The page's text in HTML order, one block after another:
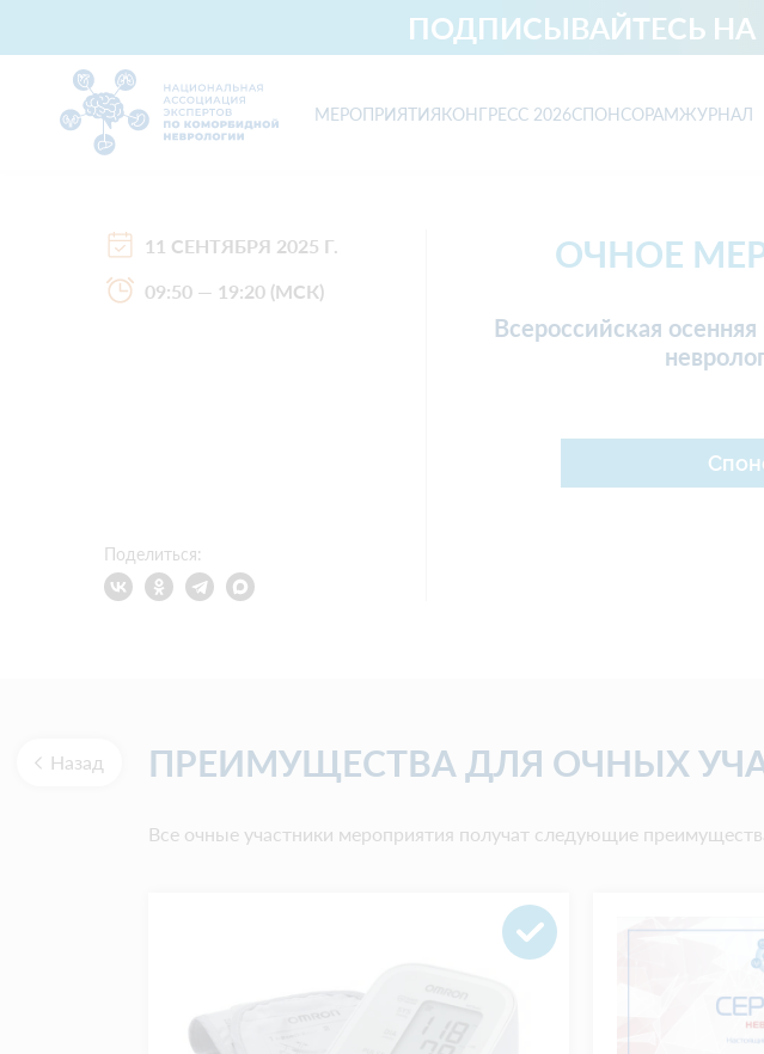
ПОДПИСЫВАЙТЕСЬ НА
МЕРОПРИЯТИЯКОНГРЕСС 2026СПОНСОРАМЖУРНАЛ
11 СЕНТЯБРЯ 2025 Г.
09:50 — 19:20 (МСК)
Поделиться:
ОЧНОЕ
Всероссийская
Лечебное дело
Клиническая
Назад ПРЕИМУЩЕСТВА ДЛЯ ОЧНЫХ
Все очные участники мероприятия получат следующие